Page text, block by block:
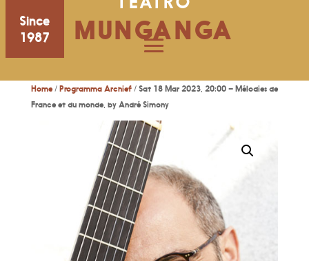
Since
1987
MUNGANGA
Home/ Programma Archief/ Sat 18 Mar 2023, 20:00 – Mélodies de
France et du monde, by André Simony